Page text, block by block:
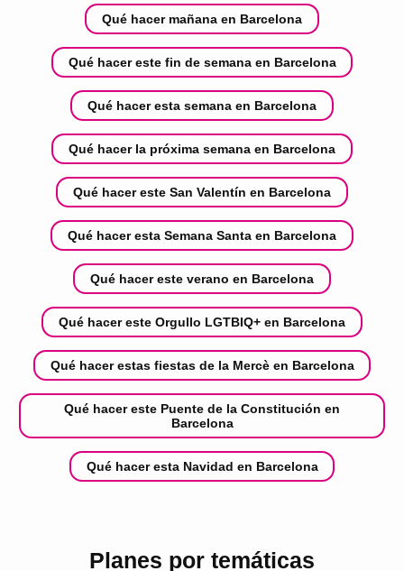
Qué hacer mañana en Barcelona
Qué hacer este fin de semana en Barcelona
Qué hacer esta semana en Barcelona
Qué hacer la próxima semana en Barcelona
Qué hacer este San Valentín en Barcelona
Qué hacer esta Semana Santa en Barcelona
Qué hacer este verano en Barcelona
Qué hacer este Orgullo LGTBIQ+ en Barcelona
Qué hacer estas fiestas de la Mercè en Barcelona
Qué hacer este Puente de la Constitución en
Barcelona
Qué hacer esta Navidad en Barcelona
Planes por temáticas